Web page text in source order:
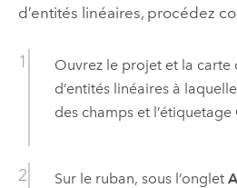
d’entités linéaires, procédez
Ouvrez le projet et la carte
d’entités linéaires à
des champs et l’étiquetage
Sur le ruban, sous l’onglet